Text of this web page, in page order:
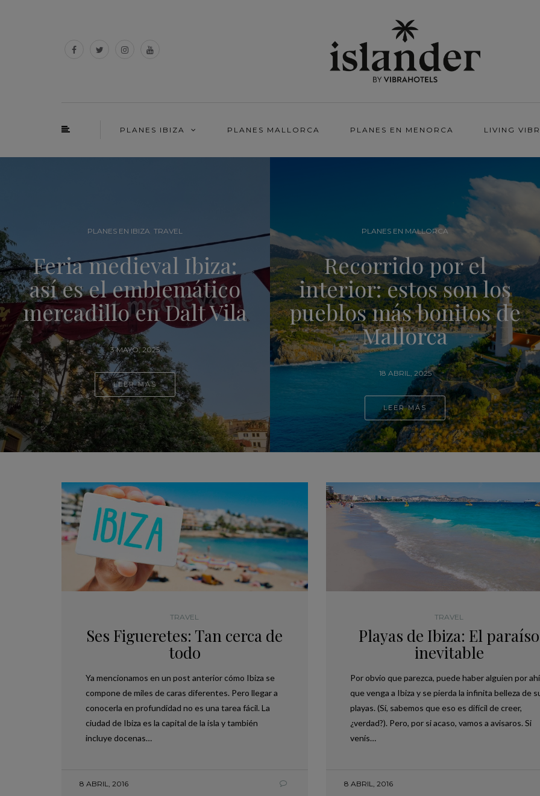
PLANES IBIZA PLANES MALLORCA PLANES EN MENORCA LIVING
PLANES EN MALLORCA
Recorrido por el
interior: estos son los
pueblos más bonitos de
Mallorca
18 ABRIL, 2025
LEER MÁS
PLANES EN IBIZA
Llega la nueva
temporada: Que
Ibiza
4 ABRIL, 2025
LEER MÁS
TRAVEL
Ses Figueretes: Tan cerca de
todo
Ya mencionamos en un post anterior cómo Ibiza se
compone de miles de caras diferentes. Pero llegar a
conocerla en profundidad no es una tarea fácil. La
ciudad de Ibiza es la capital de la isla y también
incluye docenas…
8 ABRIL, 2016
TRAVEL
Playas de Ibiza: El paraíso
inevitable
Por obvio que parezca, puede haber alguien por ahí
que venga a Ibiza y se pierda la infinita belleza de
playas. (Sí, sabemos que eso es difícil de creer,
¿verdad?). Pero, por si acaso, vamos a avisaros. Si
venís…
8 ABRIL, 2016